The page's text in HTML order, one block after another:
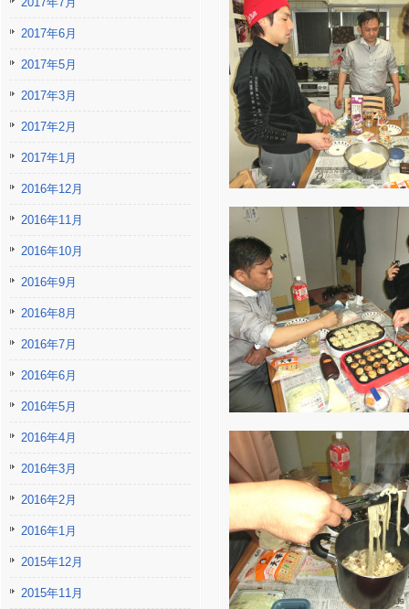
2017年6月
2017年5月
2017年3月
2017年2月
2017年1月
2016年12月
2016年11月
2016年10月
2016年9月
2016年8月
2016年7月
2016年6月
2016年5月
2016年4月
2016年3月
2016年2月
2016年1月
2015年12月
2015年11月